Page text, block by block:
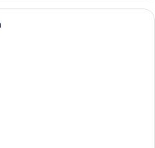
Ett hotellrum med en stor säng, ett